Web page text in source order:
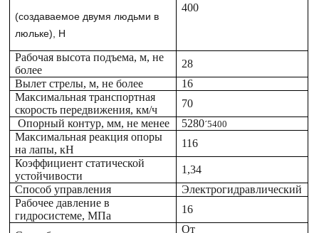
(создаваемое двумя людьми в
люльке), Н
400
Рабочая высота подъема, м, не
более
28
Вылет стрелы, м, не более
16
Максимальная транспортная
скорость передвижения, км/ч
70
Опорный контур, мм, не менее
5280´5400
Максимальная реакция опоры
на лапы, кН
116
Коэффициент статической
устойчивости
1,34
Способ управления
Электрогидравлический
Рабочее давление в
гидросистеме, МПа
16
От